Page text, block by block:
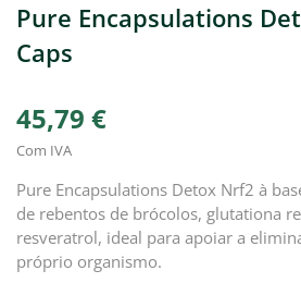
Pure Encapsulations
Caps
45,79 €
Com IVA
Pure Encapsulations Detox Nrf2 à
de rebentos de brócolos, glutationa
resveratrol, ideal para apoiar a
próprio organismo.